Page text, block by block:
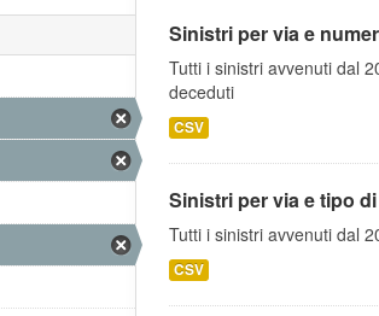
Sinistri per via e
Tutti i sinistri avvenuti dal
deceduti
CSV
Sinistri per via e tipo
Tutti i sinistri avvenuti dal
CSV